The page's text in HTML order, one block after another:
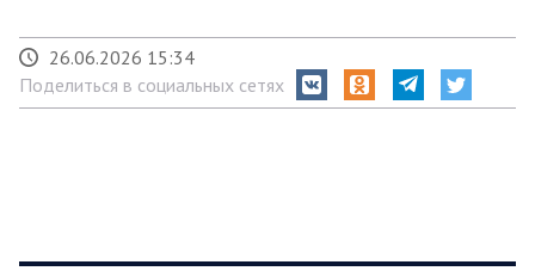
26.06.2026 15:34
Поделиться в социальных сетях